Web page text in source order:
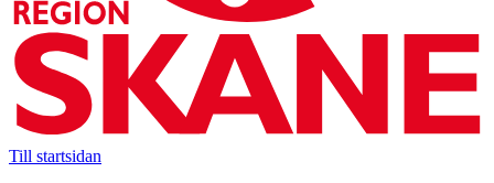
Till startsidan